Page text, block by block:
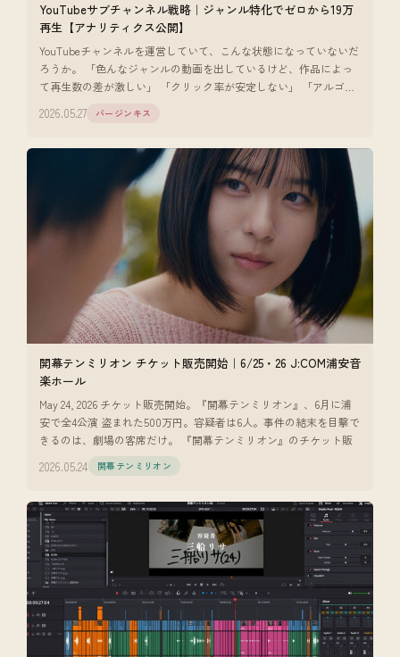
YouTubeサブチャンネル戦略｜ジャンル特化でゼロから19万
再生【アナリティクス公開】
YouTubeチャンネルを運営していて、こんな状態になっていないだ
ろうか。 「色んなジャンルの動画を出しているけど、作品によっ
て再生数の差が激しい」 「クリック率が安定しない」 「アルゴリ
2026.05.27 バージンキス
開幕テンミリオン チケット販売開始｜6/25・26 J:COM浦安音
楽ホール
May 24, 2026 チケット販売開始。『開幕テンミリオン』、6月に浦
安で全4公演 盗まれた500万円。容疑者は6人。事件の結末を目撃で
きるのは、劇場の客席だけ。 『開幕テンミリオン』のチケット販
2026.05.24 開幕テンミリオン